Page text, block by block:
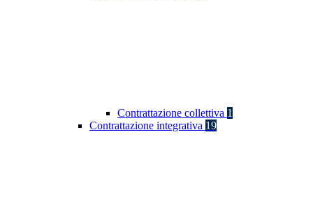
Contrattazione collettiva 1
Contrattazione integrativa 19